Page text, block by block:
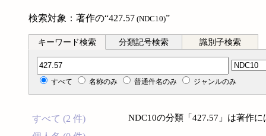
検索対象：著作の“427.57 (NDC10)”
キーワード検索 分類記号検索 識別子検索
分類記号検索
すべて 名称のみ 普通件名のみ ジャンルのみ
すべて (2 件)
NDC10の分類「427.57」は著作